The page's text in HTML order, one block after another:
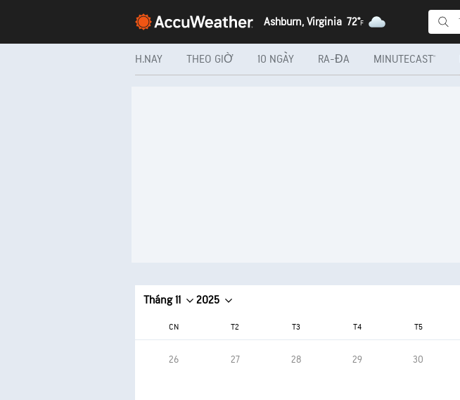
Ashburn, Virginia 72°F
H.NAY THEO GIỜ 10 NGÀY RA-ĐA MINUTECAST®
Tháng 11 2025
CN T2 T3 T4 T5
26 27 28 29 30